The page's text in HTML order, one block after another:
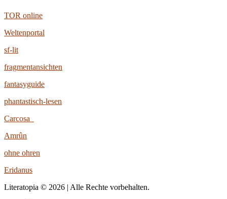
TOR online
Weltenportal
sf-lit
fragmentansichten
fantasyguide
phantastisch-lesen
Carcosa
Amrûn
ohne ohren
Eridanus
Literatopia © 2026 | Alle Rechte vorbehalten.